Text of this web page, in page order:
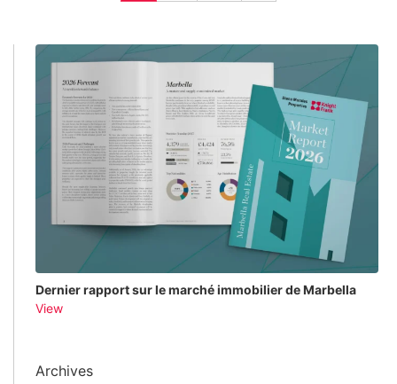
Dernier rapport sur le marché immobilier de Marbella
View
Archives